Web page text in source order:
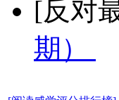
[反对
期）